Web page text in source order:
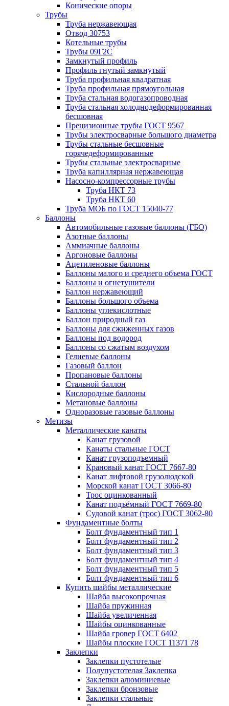
Конические опоры
Трубы
Труба нержавеющая
Отвод 30753
Котельные трубы
Трубы 09Г2С
Замкнутый профиль
Профиль гнутый замкнутый
Труба профильная квадратная
Труба профильная прямоугольная
Труба стальная водогазопроводная
Труба стальная холоднодеформированная
бесшовная
Прецизионные трубы ГОСТ 9567
Трубы электросварные большого диаметра
Трубы стальные бесшовные
горячедеформированные
Трубы стальные электросварные
Труба капиллярная нержавеющая
Насосно-компрессорные трубы
Труба НКТ 73
Труба НКТ 60
Труба МОБ по ГОСТ 15040-77
Баллоны
Автомобильные газовые баллоны (ГБО)
Азотные баллоны
Аммиачные баллоны
Аргоновые баллоны
Ацетиленовые баллоны
Баллоны малого и среднего объема ГОСТ
Баллоны и огнетушители
Баллон нержавеющий
Баллоны большого объема
Баллоны углекислотные
Баллон природный газ
Баллоны для сжиженных газов
Баллоны под водород
Баллоны со сжатым воздухом
Гелиевые баллоны
Газовый баллон
Пропановые баллоны
Стальной баллон
Кислородные баллоны
Метановые баллоны
Одноразовые газовые баллоны
Метизы
Металлические канаты
Канат грузовой
Канаты стальные ГОСТ
Канат грузоподъемный
Крановый канат ГОСТ 7667-80
Канат лифтовой грузолюдской
Морской канат ГОСТ 3066-80
Трос оцинкованный
Канат подъёмный ГОСТ 7669-80
Судовой канат (трос) ГОСТ 3062-80
Фундаментные болты
Болт фундаментный тип 1
Болт фундаментный тип 2
Болт фундаментный тип 3
Болт фундаментный тип 4
Болт фундаментный тип 5
Болт фундаментный тип 6
Купить шайбы металлические
Шайба высокопрочная
Шайба пружинная
Шайба увеличенная
Шайбы оцинкованные
Шайба гровер ГОСТ 6402
Шайбы плоские ГОСТ 11371 78
Заклепки
Заклепки пустотелые
Полупустотелая Заклепка
Заклепки алюминиевые
Заклепки бронзовые
Заклепки стальные